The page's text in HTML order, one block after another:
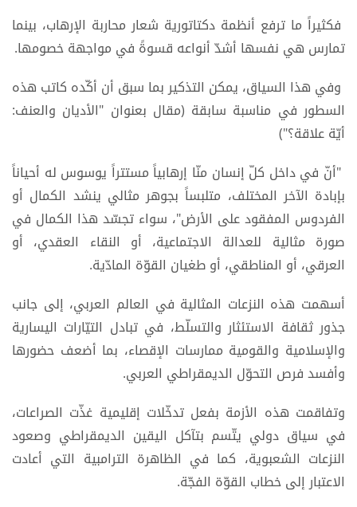
فكثيراً ما ترفع أنظمة دكتاتورية شعار محاربة الإرهاب، بينما
تمارس هي نفسها أشدّ أنواعه قسوةً في مواجهة خصومها.
وفي هذا السياق، يمكن التذكير بما سبق أن أكّده كاتب هذه
السطور في مناسبة سابقة (مقال بعنوان "الأديان والعنف:
أيّة علاقة؟")
"أنّ في داخل كلّ إنسان منّا إرهابياً مستتراً يوسوس له أحياناً
بإبادة الآخر المختلف، متلبساً بجوهر مثالي ينشد الكمال أو
الفردوس المفقود على الأرض"، سواء تجسّد هذا الكمال في
صورة مثالية للعدالة الاجتماعية، أو النقاء العقدي، أو
العرقي، أو المناطقي، أو طغيان القوّة المادّية.
أسهمت هذه النزعات المثالية في العالم العربي، إلى جانب
جذور ثقافة الاستئثار والتسلّط، في تبادل التيّارات اليسارية
والإسلامية والقومية ممارسات الإقصاء، بما أضعف حضورها
وأفسد فرص التحوّل الديمقراطي العربي.
وتفاقمت هذه الأزمة بفعل تدخّلات إقليمية غذّت الصراعات،
في سياق دولي يتّسم بتآكل اليقين الديمقراطي وصعود
النزعات الشعبوية، كما في الظاهرة الترامبية التي أعادت
الاعتبار إلى خطاب القوّة الفجّة.